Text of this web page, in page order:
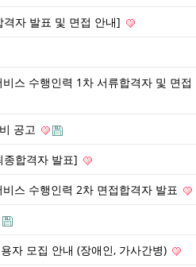
자 발표 및 면접 안내]
스 수행인력 1차 서류합격자 및 면접
공고
합격자 발표]
스 수행인력 2차 면접합격자 발표
자 모집 안내 (장애인, 가사간병)